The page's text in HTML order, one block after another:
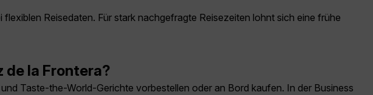
Reisedaten. Für stark nachgefragte Reisezeiten lohnt sich eine frühe
de la Frontera?
Taste-the-World-Gerichte vorbestellen oder an Bord kaufen. In der Business